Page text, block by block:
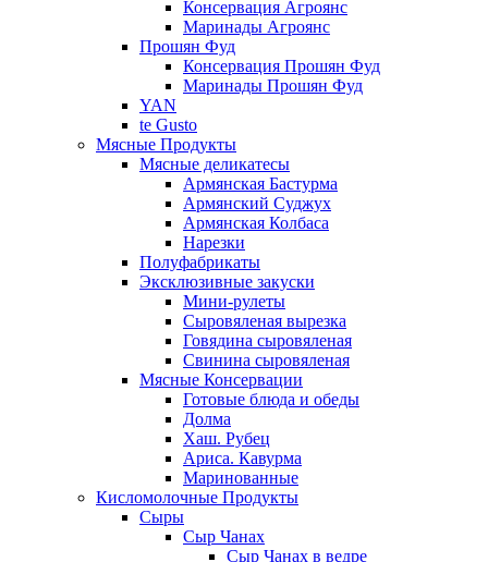
Консервация Агроянс
Маринады Агроянс
Прошян Фуд
Консервация Прошян Фуд
Маринады Прошян Фуд
YAN
te Gusto
Мясные Продукты
Мясные деликатесы
Армянская Бастурма
Армянский Суджух
Армянская Колбаса
Нарезки
Полуфабрикаты
Эксклюзивные закуски
Мини-рулеты
Сыровяленая вырезка
Говядина сыровяленая
Свинина сыровяленая
Мясные Консервации
Готовые блюда и обеды
Долма
Хаш. Рубец
Ариса. Кавурма
Маринованные
Кисломолочные Продукты
Сыры
Сыр Чанах
Сыр Чанах в ведре